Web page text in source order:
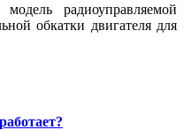
радиоуправляемой
обкатки двигателя для